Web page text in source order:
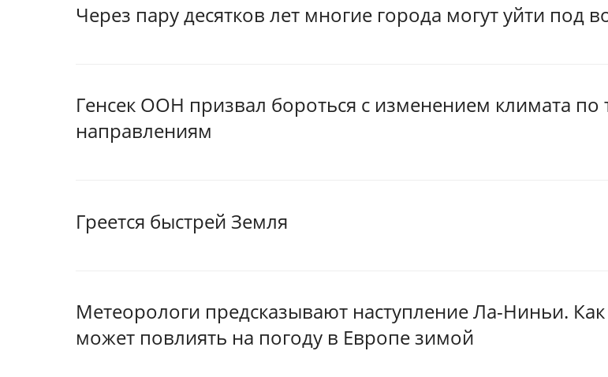
Через пару десятков лет многие города могут уйти под
Генсек ООН призвал бороться с изменением климата по
направлениям
Греется быстрей Земля
Метеорологи предсказывают наступление Ла-Ниньи.
может повлиять на погоду в Европе зимой